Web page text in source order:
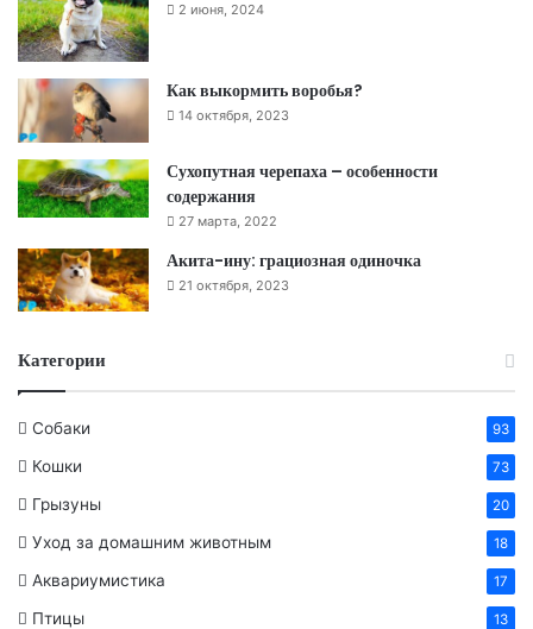
2 июня, 2024
Как выкормить воробья?
14 октября, 2023
Сухопутная черепаха – особенности
содержания
27 марта, 2022
Акита-ину: грациозная одиночка
21 октября, 2023
Категории
Собаки 93
Кошки 73
Грызуны 20
Уход за домашним животным 18
Аквариумистика 17
Птицы 13